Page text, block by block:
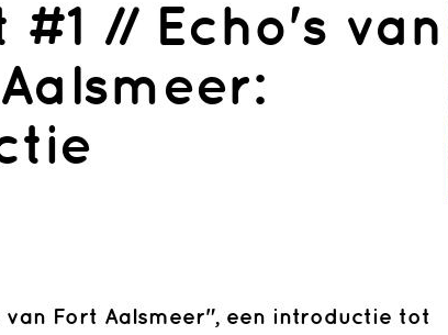
#1 // Echo's van
van Fort Aalsmeer", een introductie tot